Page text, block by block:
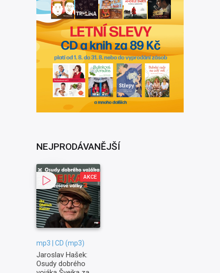
NEJPRODÁVANĚJŠÍ
AKCE
mp3 | CD (mp3)
Jaroslav Hašek:
Osudy dobrého